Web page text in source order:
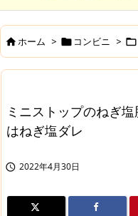
ホーム >  コンビニ > 
ミニストップのねぎ
はねぎ塩ダレ
 2022年4月30日